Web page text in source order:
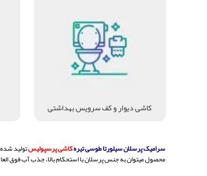
کاشی دیوار و کف سرویس بهداشتی
سرامیک پرسلان سیلورتا طوسی تیرهکاشی پرسپولیستولید
محصول میتوان به جنس پرسلان با استحکام بالا، جذب آب فوق